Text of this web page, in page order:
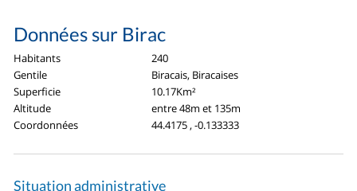
Données sur Birac
Habitants
240
Gentile
Biracais, Biracaises
Superficie
10.17Km²
Altitude
entre 48m et 135m
Coordonnées
44.4175 , -0.133333
Situation administrative